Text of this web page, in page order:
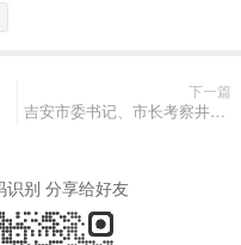
下一篇
吉安市委书记、市长考察井冈山浙赣合作总部基地
识别 分享给好友